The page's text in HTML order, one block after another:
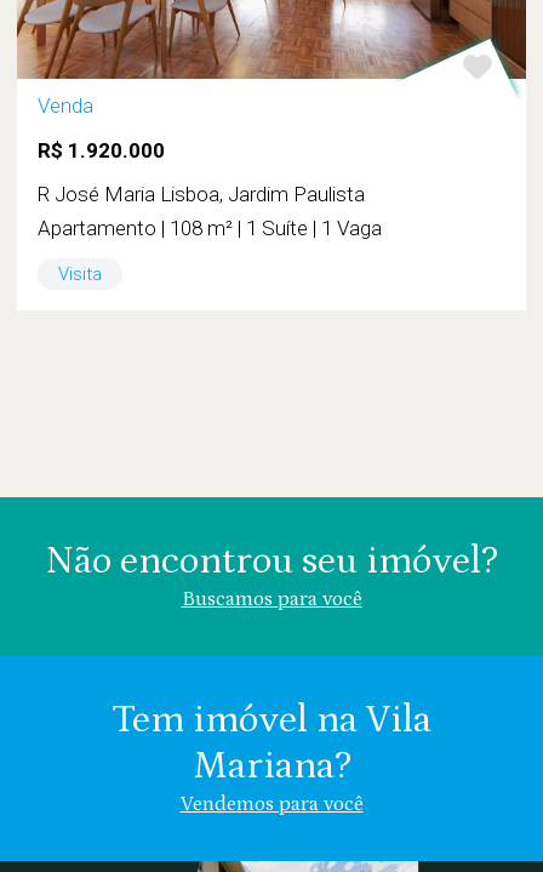
Venda
R$ 1.920.000
R José Maria Lisboa, Jardim Paulista
Apartamento | 108 m² | 1 Suíte | 1 Vaga
Visita
Não encontrou seu imóvel?
Buscamos para você
Valor (R$)
Tem imóvel na Vila
Mariana?
Vendemos para você